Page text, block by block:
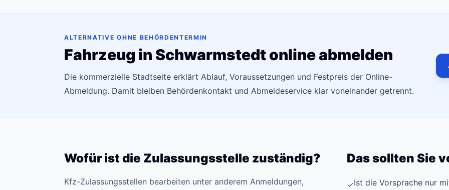
ALTERNATIVE OHNE BEHÖRDENTERMIN
Fahrzeug in Schwarmstedt online abmelden
Die kommerzielle Stadtseite erklärt Ablauf, Voraussetzungen und Festpreis der Online-
Abmeldung. Damit bleiben Behördenkontakt und Abmeldeservice klar voneinander getrennt.
Wofür ist die Zulassungsstelle zuständig?
Kfz-Zulassungsstellen bearbeiten unter anderem Anmeldungen,
Das sollten Sie
✓Ist die Vorsprache nur